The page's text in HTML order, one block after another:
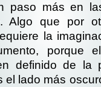
paso más en
Algo que por
la
porque
definido de la
el lado más